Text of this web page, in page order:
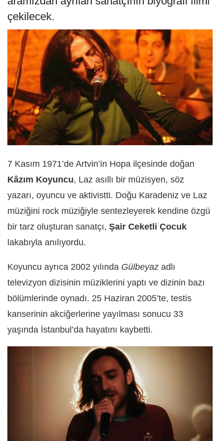
çekilecek.
7 Kasım 1971’de Artvin’in Hopa ilçesinde doğan
Kâzım Koyuncu, Laz asıllı bir müzisyen, söz
yazarı, oyuncu ve aktivistti. Doğu Karadeniz ve Laz
müziğini rock müziğiyle sentezleyerek kendine özgü
bir tarz oluşturan sanatçı, Şair Ceketli Çocuk
lakabıyla anılıyordu.
Koyuncu ayrıca 2002 yılında Gülbeyaz adlı
televizyon dizisinin müziklerini yaptı ve dizinin bazı
bölümlerinde oynadı. 25 Haziran 2005’te, testis
kanserinin akciğerlerine yayılması sonucu 33
yaşında İstanbul’da hayatını kaybetti.